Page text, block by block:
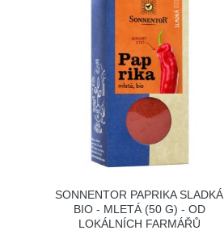
SONNENTOR PAPRIKA SLADKÁ
BIO - MLETÁ (50 G) - OD
LOKÁLNÍCH FARMÁŘŮ